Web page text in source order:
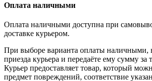
Оплата наличными
Оплата наличными доступна при
доставке курьером.
При выборе варианта оплаты наличными,
приезда курьера и передаёте ему сумму за
Курьер предоставляет товар, который
предмет повреждений, соответствие